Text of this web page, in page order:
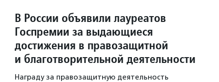
В России объявили лауреатов
Госпремии за выдающиеся
достижения в правозащитной
и благотворительной деятельности
Награду за правозащитную деятельность